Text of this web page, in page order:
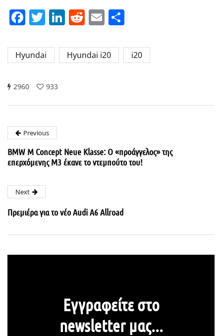
Facebook
Twitter
LinkedIn
Reddit
Email
Hyundai Hyundai i20 i20
2960 933
Previous
BMW M Concept Neue Klasse: Ο «προάγγελος» της
επερχόμενης Μ3 έκανε το ντεμπούτο του!
Next
Πρεμιέρα για το νέο Audi A6 Allroad
Εγγραφείτε στο
newsletter μας...